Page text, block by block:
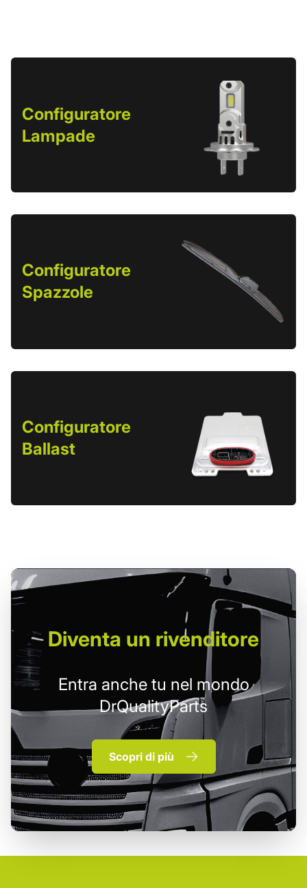
Configuratore
Lampade
Configuratore
Spazzole
Configuratore
Ballast
Diventa un rivenditore
Entra anche tu nel mondo
DrQualityParts
Scopri di più